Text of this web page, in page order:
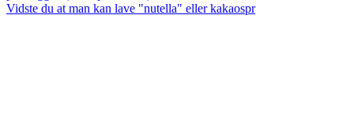
Vidste du at man kan lave "nutella" eller kakaospr